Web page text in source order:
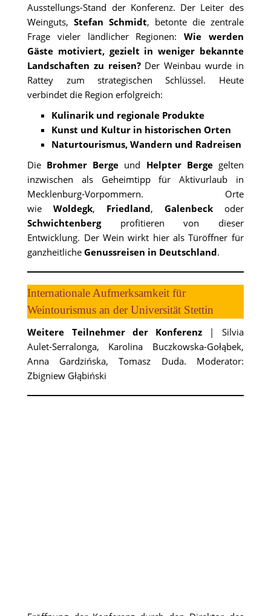
Ausstellungs-Stand der Konferenz. Der Leiter des
Weinguts,Stefan Schmidt, betonte die zentrale
Frage vieler ländlicher Regionen: Wie werden
Gäste motiviert, gezielt in weniger bekannte
Landschaften zu reisen?Der Weinbau wurde in
Rattey zum strategischen Schlüssel. Heute
verbindet die Region erfolgreich:
Kulinarik und regionale Produkte
Kunst und Kultur in historischen Orten
Naturtourismus, Wandern und Radreisen
Die Brohmer Berge und Helpter Bergegelten
inzwischen als Geheimtipp für Aktivurlaub in
Mecklenburg-Vorpommern. Orte
wieWoldegk, Friedland, Galenbeckoder
Schwichtenbergprofitieren von dieser
Entwicklung. Der Wein wirkt hier als Türöffner für
ganzheitlicheGenussreisen in Deutschland.
Internationale Aufmerksamkeit für
Weintourismus an der Universität Stettin
Weitere Teilnehmer der Konferenz | Silvia
Aulet-Serralonga, Karolina Buczkowska-Gołąbek,
Anna Gardzińska, Tomasz Duda. Moderator:
Zbigniew Głąbiński